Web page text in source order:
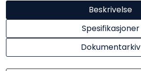
Beskrivelse
Spesifikasjoner
Dokumentarkiv